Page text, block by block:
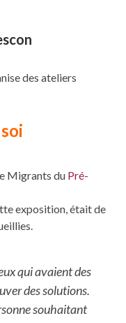
des ateliers
Migrants du Pré-
exposition, était de
qui avaient des
des solutions.
souhaitant